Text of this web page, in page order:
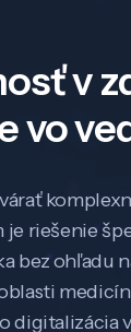
v
vo
je riešenie
bez ohľadu
digitalizácia